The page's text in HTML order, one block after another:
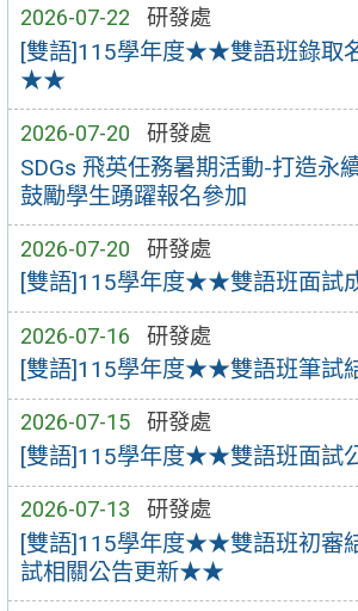
2026-07-22 研發處
[雙語]115學年度★★雙語班錄取
★★
2026-07-20 研發處
SDGs 飛英任務暑期活動-打造永
鼓勵學生踴躍報名參加
2026-07-20 研發處
[雙語]115學年度★★雙語班面
2026-07-16 研發處
[雙語]115學年度★★雙語班筆
2026-07-15 研發處
[雙語]115學年度★★雙語班面
2026-07-13 研發處
[雙語]115學年度★★雙語班初審
試相關公告更新★★